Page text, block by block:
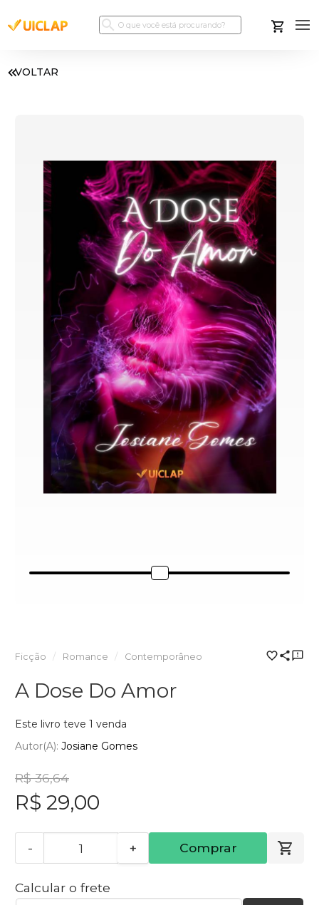
VOLTAR
Ficção Romance Contemporâneo
A Dose Do Amor
Este livro teve 1 venda
Autor(a): Josiane Gomes
R$ 36,64
R$ 29,00
- + Comprar
Calcular o frete